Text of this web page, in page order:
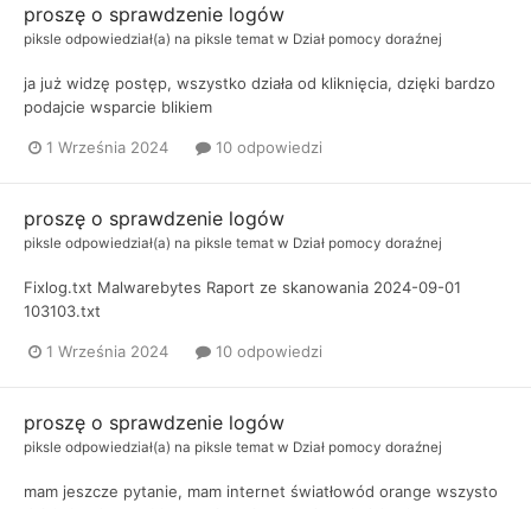
proszę o sprawdzenie logów
piksle odpowiedział(a) na piksle temat w Dział pomocy doraźnej
ja już widzę postęp, wszystko działa od kliknięcia, dzięki bardzo
podajcie wsparcie blikiem
1 Września 2024 10 odpowiedzi
proszę o sprawdzenie logów
piksle odpowiedział(a) na piksle temat w Dział pomocy doraźnej
Fixlog.txt Malwarebytes Raport ze skanowania 2024-09-01
103103.txt
1 Września 2024 10 odpowiedzi
proszę o sprawdzenie logów
piksle odpowiedział(a) na piksle temat w Dział pomocy doraźnej
mam jeszcze pytanie, mam internet światłowód orange wszysto